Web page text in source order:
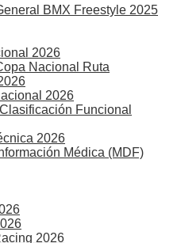
BMX Freestyle 2025
2026
Nacional Ruta
2026
Funcional
2026
Médica (MDF)
2026